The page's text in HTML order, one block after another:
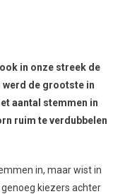
ook in onze streek de
werd de grootste in
aantal stemmen in
ruim te verdubbelen
in, maar wist in
kiezers achter